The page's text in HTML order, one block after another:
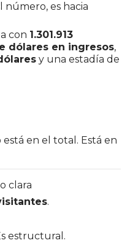
número, es hacia
con 1.301.913
dólares en ingresos,
y una estadía de
en el total. Está en
clara
.
estructural.